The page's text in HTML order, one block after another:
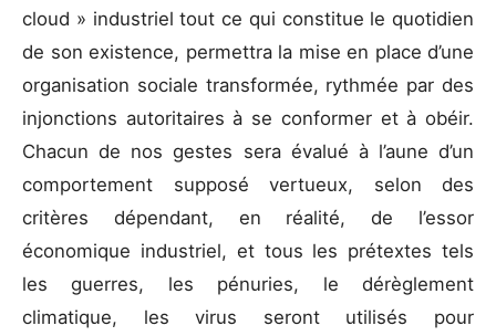
cloud » industriel tout ce qui constitue le quotidien
de son existence, permettra la mise en place d’une
organisation sociale transformée, rythmée par des
injonctions autoritaires à se conformer et à obéir.
Chacun de nos gestes sera évalué à l’aune d’un
comportement supposé vertueux, selon des
critères dépendant, en réalité, de l’essor
économique industriel, et tous les prétextes tels
les guerres, les pénuries, le dérèglement
climatique, les virus seront utilisés pour